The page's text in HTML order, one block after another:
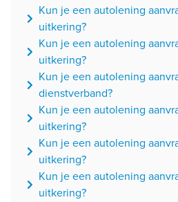
Kun je een autolening
uitkering?
Kun je een autolening
uitkering?
Kun je een autolening
dienstverband?
Kun je een autolening
uitkering?
Kun je een autolening
uitkering?
Kun je een autolening
uitkering?